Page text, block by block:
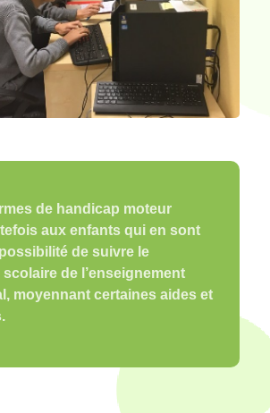
de handicap moteur
aux enfants qui en sont
de suivre le
de l’enseignement
moyennant certaines aides et